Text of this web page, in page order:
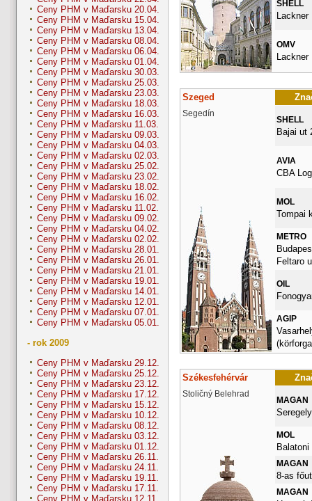
Ceny PHM v Maďarsku 20.04.
Ceny PHM v Maďarsku 15.04.
Ceny PHM v Maďarsku 13.04.
Ceny PHM v Maďarsku 08.04.
Ceny PHM v Maďarsku 06.04.
Ceny PHM v Maďarsku 01.04.
Ceny PHM v Maďarsku 30.03.
Ceny PHM v Maďarsku 25.03.
Ceny PHM v Maďarsku 23.03.
Ceny PHM v Maďarsku 18.03.
Ceny PHM v Maďarsku 16.03.
Ceny PHM v Maďarsku 11.03.
Ceny PHM v Maďarsku 09.03.
Ceny PHM v Maďarsku 04.03.
Ceny PHM v Maďarsku 02.03.
Ceny PHM v Maďarsku 25.02.
Ceny PHM v Maďarsku 23.02.
Ceny PHM v Maďarsku 18.02.
Ceny PHM v Maďarsku 16.02.
Ceny PHM v Maďarsku 11.02.
Ceny PHM v Maďarsku 09.02.
Ceny PHM v Maďarsku 04.02.
Ceny PHM v Maďarsku 02.02.
Ceny PHM v Maďarsku 28.01.
Ceny PHM v Maďarsku 26.01.
Ceny PHM v Maďarsku 21.01.
Ceny PHM v Maďarsku 19.01.
Ceny PHM v Maďarsku 14.01.
Ceny PHM v Maďarsku 12.01.
Ceny PHM v Maďarsku 07.01.
Ceny PHM v Maďarsku 05.01.
- rok 2009
Ceny PHM v Maďarsku 29.12.
Ceny PHM v Maďarsku 25.12.
Ceny PHM v Maďarsku 23.12.
Ceny PHM v Maďarsku 17.12.
Ceny PHM v Maďarsku 15.12.
Ceny PHM v Maďarsku 10.12.
Ceny PHM v Maďarsku 08.12.
Ceny PHM v Maďarsku 03.12.
Ceny PHM v Maďarsku 01.12.
Ceny PHM v Maďarsku 26.11.
Ceny PHM v Maďarsku 24.11.
Ceny PHM v Maďarsku 19.11.
Ceny PHM v Maďarsku 17.11.
Ceny PHM v Maďarsku 12.11.
SHELL
OMV
Szeged
Segedín
SHELL
Bajai ut
AVIA
CBA
MOL
Tompai
METRO
Feltaro
OIL
AGIP
Székesfehérvár
Stoličný Belehrad
MAGAN
MOL
Balatoni
MAGAN
8-as
MAGAN